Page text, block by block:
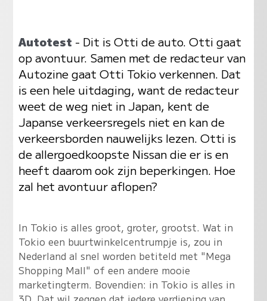
Autotest - Dit is Otti de auto. Otti gaat
op avontuur. Samen met de redacteur van
Autozine gaat Otti Tokio verkennen. Dat
is een hele uitdaging, want de redacteur
weet de weg niet in Japan, kent de
Japanse verkeersregels niet en kan de
verkeersborden nauwelijks lezen. Otti is
de allergoedkoopste Nissan die er is en
heeft daarom ook zijn beperkingen. Hoe
zal het avontuur aflopen?
In Tokio is alles groot, groter, grootst. Wat in
Tokio een buurtwinkelcentrumpje is, zou in
Nederland al snel worden betiteld met "Mega
Shopping Mall" of een andere mooie
marketingterm. Bovendien: in Tokio is alles in